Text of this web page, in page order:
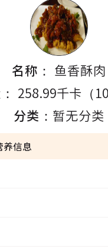
名称： 鱼香酥肉
258.99千卡（
分类： 暂无分类
养信息